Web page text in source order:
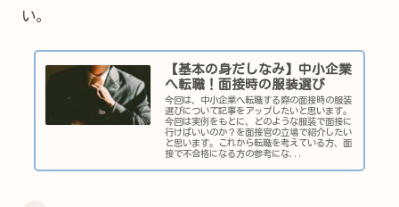
い。
【基本の身だしなみ】中小企業
へ転職！面接時の服装選び
今回は、中小企業へ転職する際の面接時の服装
選びについて記事をアップしたいと思います。
今回は実例をもとに、どのような服装で面接に
行けばいいのか？を面接官の立場で紹介したい
と思います。これから転職を考えている方、面
接で不合格になる方の参考にな...